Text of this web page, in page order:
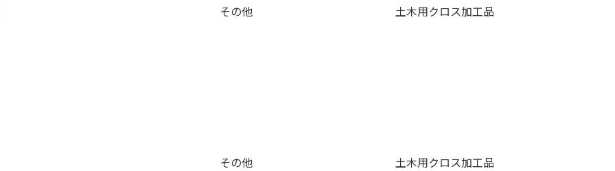
その他 土木用クロス加工品
その他 土木用クロス加工品